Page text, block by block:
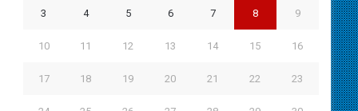
3 4 5 6 7 8 9
10 11 12 13 14 15 16
17 18 19 20 21 22 23